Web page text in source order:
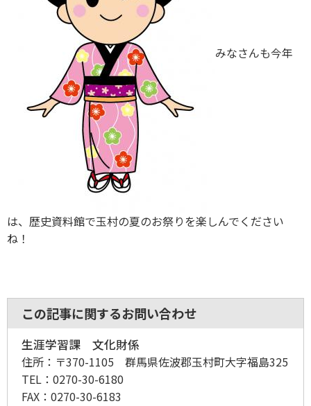
みなさんも今年
は、歴史資料館で玉村の夏のお祭りを楽しんでください
ね！
この記事に関するお問い合わせ
生涯学習課 文化財係
住所： 〒370-1105 群馬県佐波郡玉村町大字福島325
TEL： 0270-30-6180
FAX： 0270-30-6183